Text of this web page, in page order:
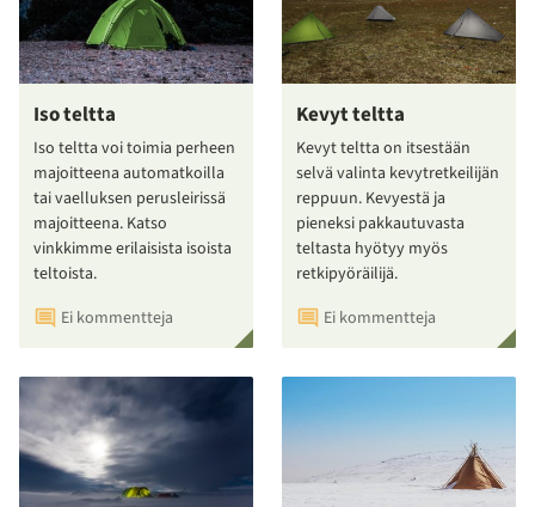
Iso teltta
Iso teltta voi toimia perheen
majoitteena automatkoilla
tai vaelluksen perusleirissä
majoitteena. Katso
vinkkimme erilaisista isoista
teltoista.
Ei kommentteja
Kevyt teltta
Kevyt teltta on itsestään
selvä valinta kevytretkeilijän
reppuun. Kevyestä ja
pieneksi pakkautuvasta
teltasta hyötyy myös
retkipyöräilijä.
Ei kommentteja